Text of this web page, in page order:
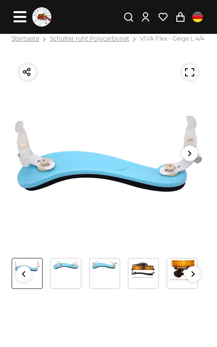
Startseite Schulter ruht Polycarbonat VIVA Flex - Geige L 4/4 -